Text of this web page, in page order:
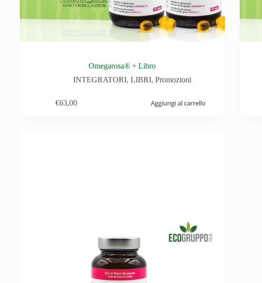
Omegarosa® + Libro
INTEGRATORI, LIBRI, Promozioni
€63,00 Aggiungi al carrello